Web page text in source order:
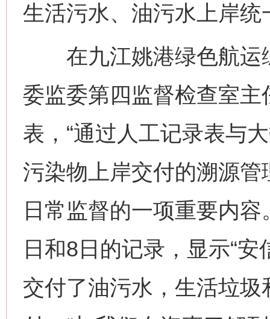
生活污水、油污水上岸统
在九江姚港绿色航运
委监委第四监督检查室
表，“通过人工记录表与
污染物上岸交付的溯源
日常监督的一项重要内
日和8日的记录，显示“安
交付了油污水，生活垃